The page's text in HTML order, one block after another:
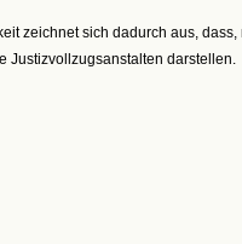
zeichnet sich dadurch aus,
Justizvollzugsanstalten darstellen.